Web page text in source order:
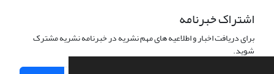
اشتراک خبرنامه
برای دریافت اخبار و اطلاعیه های مهم نشریه در خبرنامه نشریه مشترک
شوید.